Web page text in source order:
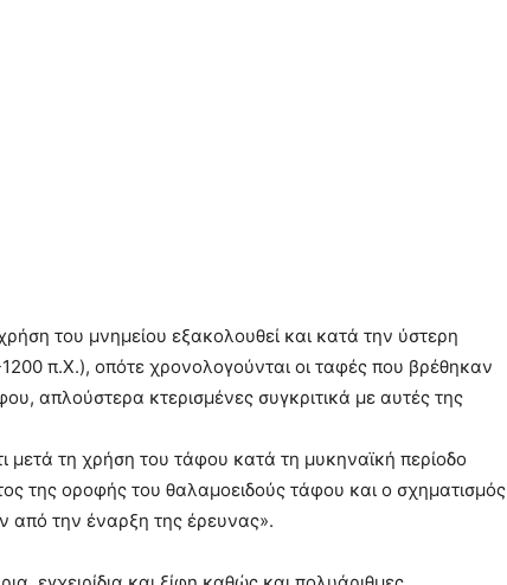
του μνημείου εξακολουθεί και κατά την ύστερη
π.Χ.), οπότε χρονολογούνται οι ταφές που βρέθηκαν
απλούστερα κτερισμένες συγκριτικά με αυτές της
τη χρήση του τάφου κατά τη μυκηναϊκή περίοδο
της οροφής του θαλαμοειδούς τάφου και ο σχηματισμός
από την έναρξη της έρευνας».